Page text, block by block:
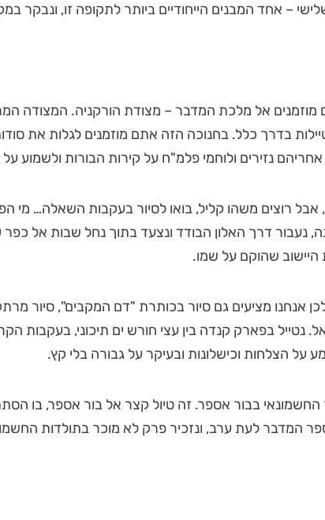
– אחד המבנים הייחודיים ביותר לתקופה זו,
מוזמנים אל מלכת המדבר – מצודת הורקניה.
בדרך כלל. בחנוכה הזה אתם מוזמנים לגלות את
נזירים ולוחמי פלמ"ח על קירות הבורות ולשמוע
רוצים משהו קליל, בואו לסיור בעקבות השאלה… מי
דרך האלון הבודד ונצעד בתוך נחל שבות אל כפר
שהוקם על שמו.
אנחנו מציעים גם סיור בכותרת "דם המקבים", סיור
בפארק קנדה בין עצי חורש ים תיכוני, בעקבות
הצלחות וכישלונות ובעיקר על גבורה בלי קץ.
המדבר לעת ערב, ונזכיר פרק לא מוכר בתולדות